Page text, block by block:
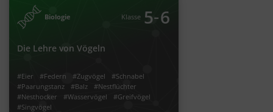
Biologie Klasse 5‐6
Die Lehre von Vögeln
#Eier #Federn #Zugvögel
#Schnabel
#Paarungstanz
#Balz
#Nestflüchter
#Nesthocker
#Wasservögel
#Greifvögel
#Singvögel